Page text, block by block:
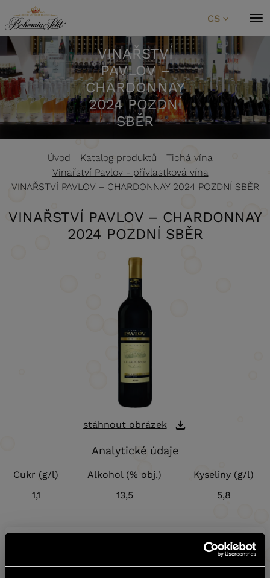
Přeskočit na obsah
CS
VINAŘSTVÍ
PAVLOV –
CHARDONNAY
2024 POZDNÍ
SBĚR
Úvod Katalog produktů
Tichá vína
Vinařství Pavlov - přívlastková vína
VINAŘSTVÍ PAVLOV – CHARDONNAY 2024 POZDNÍ SBĚR
VINAŘSTVÍ PAVLOV – CHARDONNAY
2024 POZDNÍ SBĚR
stáhnout obrázek
Analytické údaje
Cukr (g/l) Alkohol (% obj.)
Kyseliny (g/l)
1,1
13,5 5,8
Sklad